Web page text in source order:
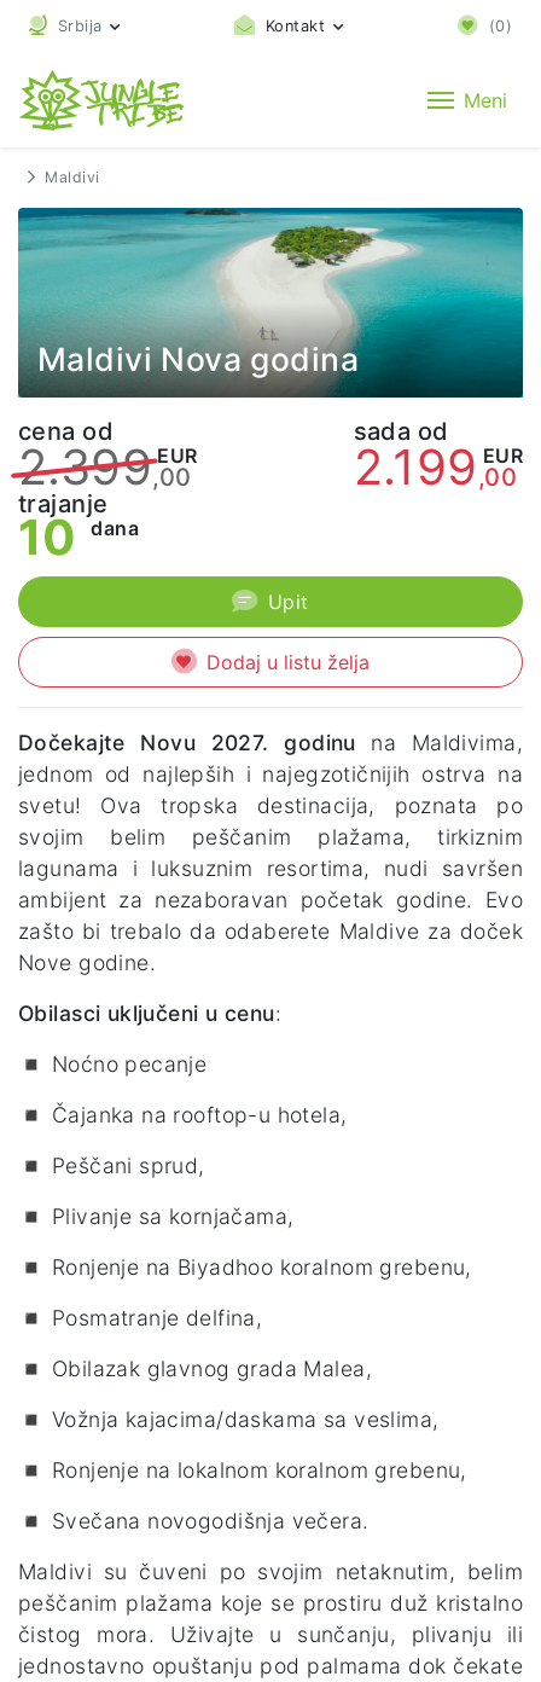
Srbija Kontakt (0)
Meni
Maldivi
Maldivi Nova godina
cena od
2.399 EUR
,00
sada od
2.199 EUR
,00
trajanje
10 dana
Upit
Dodaj u listu želja
Dočekajte Novu 2027. godinu na Maldivima,
jednom od najlepših i najegzotičnijih ostrva na
svetu! Ova tropska destinacija, poznata po
svojim belim peščanim plažama, tirkiznim
lagunama i luksuznim resortima, nudi savršen
ambijent za nezaboravan početak godine. Evo
zašto bi trebalo da odaberete Maldive za doček
Nove godine.
Obilasci uključeni u cenu:
◾ Noćno pecanje
◾ Čajanka na rooftop-u hotela,
◾ Peščani sprud,
◾ Plivanje sa kornjačama,
◾ Ronjenje na Biyadhoo koralnom grebenu,
◾ Posmatranje delfina,
◾ Obilazak glavnog grada Malea,
◾ Vožnja kajacima/daskama sa veslima,
◾ Ronjenje na lokalnom koralnom grebenu,
◾ Svečana novogodišnja večera.
Maldivi su čuveni po svojim netaknutim, belim
peščanim plažama koje se prostiru duž kristalno
čistog mora. Uživajte u sunčanju, plivanju ili
jednostavno opuštanju pod palmama dok čekate